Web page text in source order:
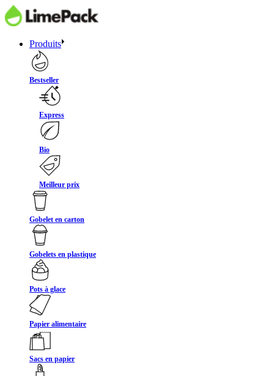
Produits
Bestseller
Express
Bio
Meilleur prix
Gobelet en carton
Gobelets en plastique
Pots à glace
Papier alimentaire
Sacs en papier